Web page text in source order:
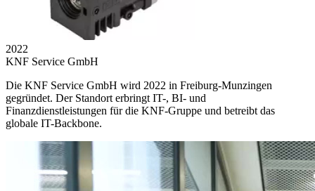
2022
KNF Service GmbH
Die KNF Service GmbH wird 2022 in Freiburg-Munzingen
gegründet. Der Standort erbringt IT-, BI- und
Finanzdienstleistungen für die KNF-Gruppe und betreibt das
globale IT-Backbone.